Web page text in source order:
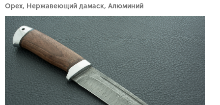
Орех, Нержавеющий дамаск, Алюминий